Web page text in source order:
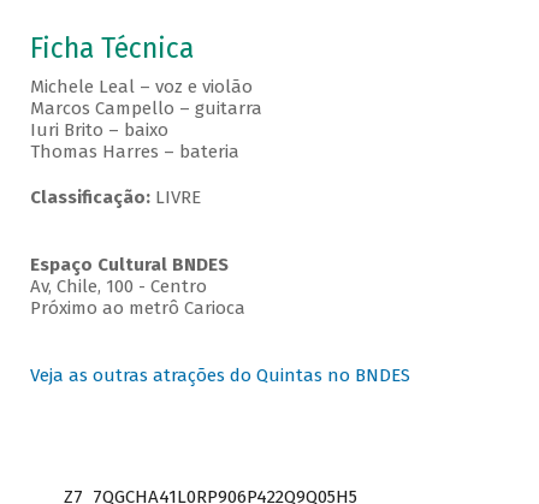
Ficha Técnica
Michele Leal – voz e violão
Marcos Campello – guitarra
Iuri Brito – baixo
Thomas Harres – bateria
Classificação: LIVRE
Espaço Cultural BNDES
Av, Chile, 100 - Centro
Próximo ao metrô Carioca
Veja as outras atrações do Quintas no BNDES
Z7_7QGCHA41L0RP906P422Q9Q05H5